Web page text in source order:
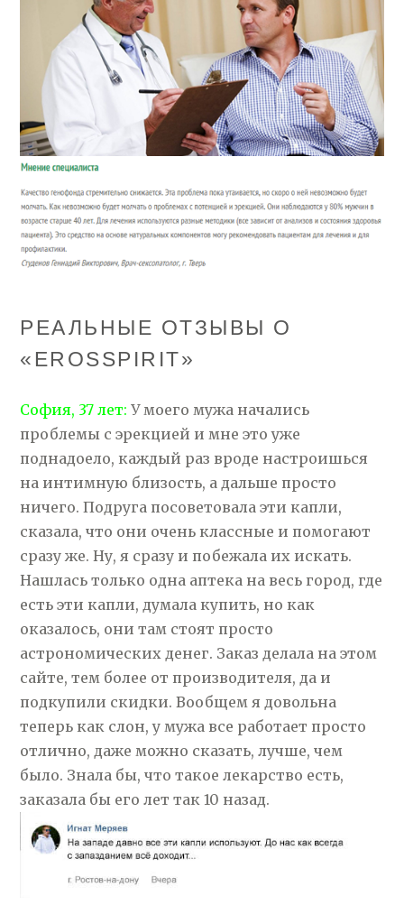
РЕАЛЬНЫЕ ОТЗЫВЫ О
«EROSSPIRIT»
София, 37 лет:У моего мужа начались
проблемы с эрекцией и мне это уже
поднадоело, каждый раз вроде настроишься
на интимную близость, а дальше просто
ничего. Подруга посоветовала эти капли,
сказала, что они очень классные и помогают
сразу же. Ну, я сразу и побежала их искать.
Нашлась только одна аптека на весь город, где
есть эти капли, думала купить, но как
оказалось, они там стоят просто
астрономических денег. Заказ делала на этом
сайте, тем более от производителя, да и
подкупили скидки. Вообщем я довольна
теперь как слон, у мужа все работает просто
отлично, даже можно сказать, лучше, чем
было. Знала бы, что такое лекарство есть,
заказала бы его лет так 10 назад.